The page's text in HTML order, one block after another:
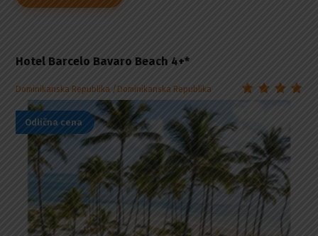
Hotel Barcelo Bavaro Beach 4+*
Dominikanska Republika Dominikanska Republika
Odlična cena